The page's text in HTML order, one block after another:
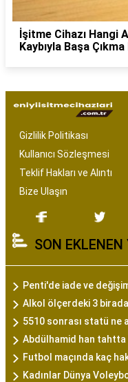
İşitme Cihazı Hangi
Kaybıyla Başa
Gizlilik Politikası
Kullanıcı Sözleşmesi
Teklif Hakları ve Alıntı
Bize Ulaşın
SON
Penti'de iade ve
Alkol ölçerdeki 3
5510 sonrası statü ne
Abdülhamid han tahtta
Futbol maçında kaç
Kadınlar Dünya